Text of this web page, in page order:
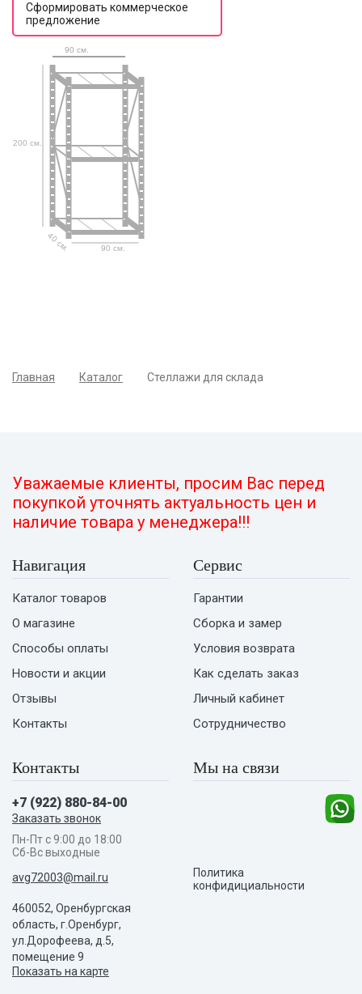
Сформировать коммерческое
предложение
Главная Каталог Стеллажи для склада
Уважаемые клиенты, просим Вас перед
покупкой уточнять актуальность цен и
наличие товара у менеджера!!!
Навигация
Каталог товаров
О магазине
Способы оплаты
Новости и акции
Отзывы
Контакты
Сервис
Гарантии
Сборка и замер
Условия возврата
Как сделать заказ
Личный кабинет
Сотрудничество
Контакты
+7 (922) 880-84-00
Заказать звонок
Пн-Пт с 9:00 до 18:00
Сб-Вс выходные
avg72003@mail.ru
460052, Оренбургская
область, г.Оренбург,
ул.Дорофеева, д.5,
помещение 9
Показать на карте
Мы на связи
Политика
конфидициальности